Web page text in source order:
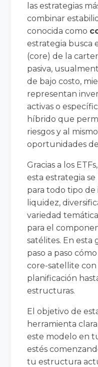
las estrategias
combinar
conocida como
estrategia busca
(core) de la
pasiva,
de bajo costo,
representan
activas o
híbrido que
riesgos y al
oportunidades
Gracias a los
esta estrategia
para todo tipo de
liquidez,
variedad
para el
satélites. En esta
paso a paso
core-satellite con
planificación
estructuras.
El objetivo de
herramienta
este modelo en
estés
tu estructura